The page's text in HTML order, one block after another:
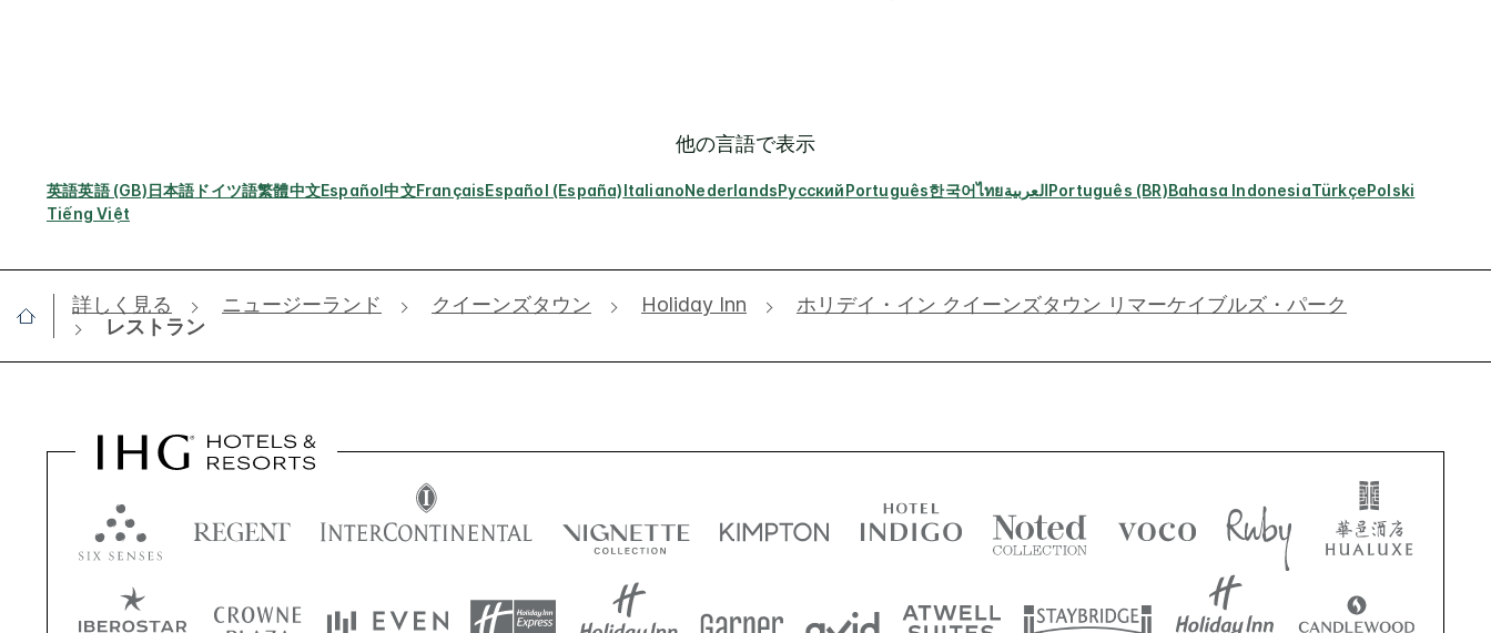
他の言語で表示
英語英語 (GB)日本語 ドイツ語繁體中文Español中文FrançaisEspañol (España)ItalianoNederlandsРусскийPortuguês한국어ไทยالعربيةPortuguês (BR)Bahasa IndonesiaTürkçePolski
Tiếng Việt
詳しく見る ニュージーランド クイーンズタウン Holiday Inn
ホリデイ・イン クイーンズタウン リマーケイブルズ・パーク
レストラン